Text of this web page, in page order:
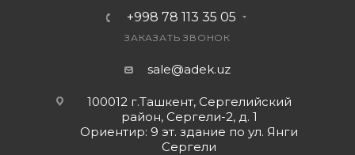
+998 78 113 35 05
ЗАКАЗАТЬ ЗВОНОК
sale@adek.uz
100012 г.Ташкент, Сергелийский
район, Сергели-2, д. 1
Ориентир: 9 эт. здание по ул. Янги
Сергели